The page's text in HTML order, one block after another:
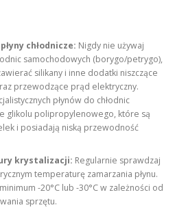
chłodnicze: Nigdy nie używaj
samochodowych (borygo/petrygo),
silikany i inne dodatki niszczące
przewodzące prąd elektryczny.
płynów do chłodnic
glikolu polipropylenowego, które są
i posiadają niską przewodność
krystalizacji: Regularnie sprawdzaj
temperaturę zamarzania płynu.
-20°C lub -30°C w zależności od
sprzętu.